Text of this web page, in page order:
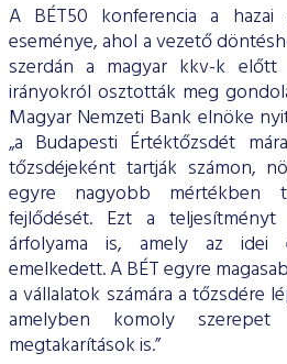
A BÉT50 konferencia a hazai
eseménye, ahol a vezető
szerdán a magyar kkv-k előtt
irányokról osztották meg
Magyar Nemzeti Bank elnöke
„a Budapesti Értéktőzsdét
tőzsdéjeként tartják számon,
egyre nagyobb mértékben
fejlődését. Ezt a
árfolyama is, amely az idei
emelkedett. A BÉT egyre
a vállalatok számára a tőzsdére
amelyben komoly
megtakarítások is.”